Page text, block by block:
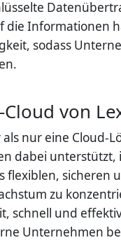
die Informationen
sodass
von
nur eine Cloud-
dabei unterstützt,
flexiblen,
zu
schnell und
Unternehmen